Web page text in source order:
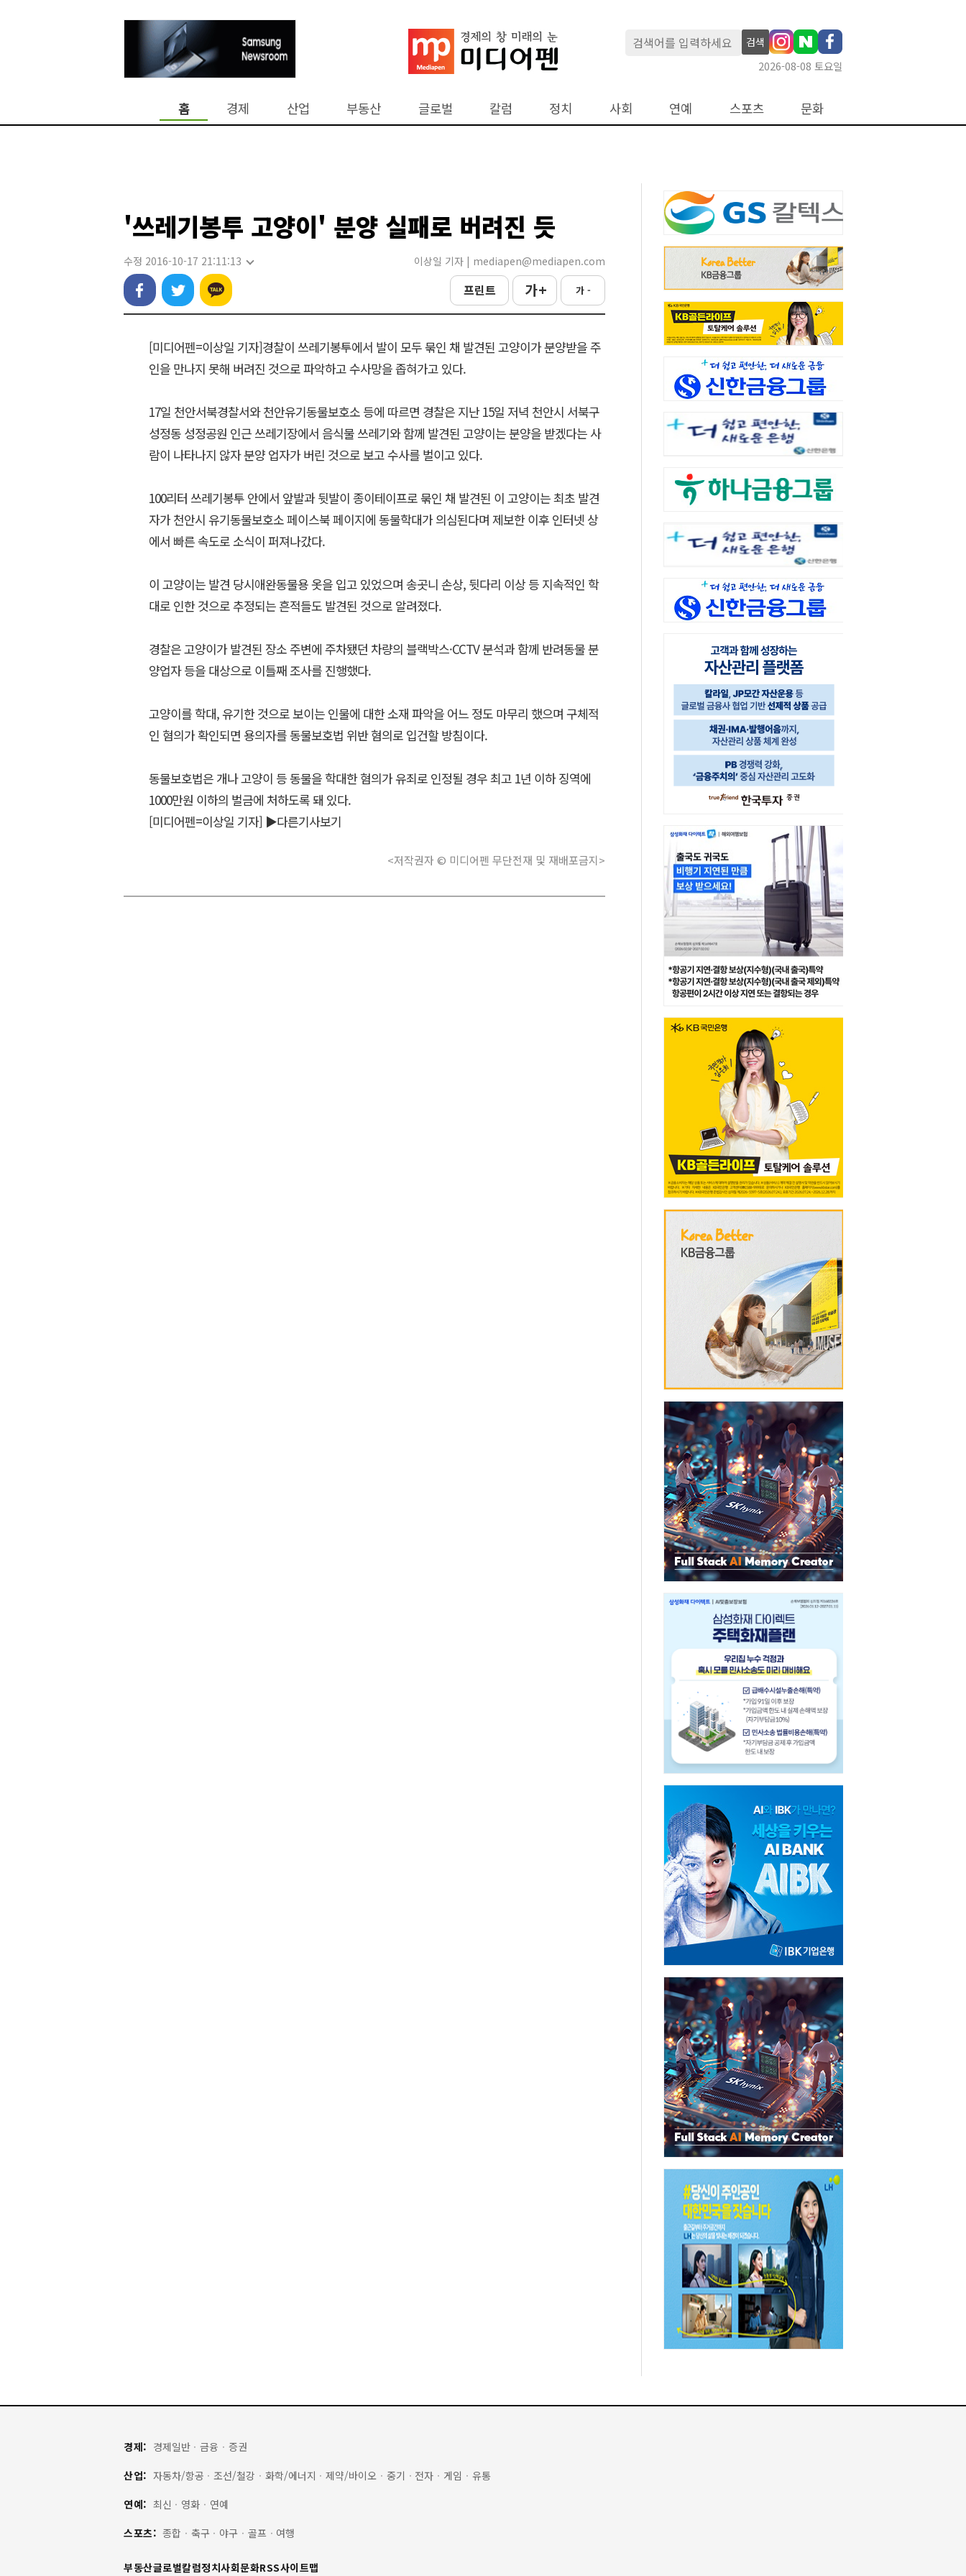
검색
2026-08-08 토요일
홈 경제 산업 부동산 글로벌 칼럼 정치 사회 연예 스포츠 문화
'쓰레기봉투 고양이' 분양 실패로 버려진 듯
수정 2016-10-17 21:11:13 이상일 기자 | mediapen@mediapen.com
프린트 가 + 가 -
[미디어펜=이상일 기자]경찰이 쓰레기봉투에서 발이 모두 묶인 채 발견된 고양이가 분양받을 주
인을 만나지 못해 버려진 것으로 파악하고 수사망을 좁혀가고 있다.
17일 천안서북경찰서와 천안유기동물보호소 등에 따르면 경찰은 지난 15일 저녁 천안시 서북구
성정동 성정공원 인근 쓰레기장에서 음식물 쓰레기와 함께 발견된 고양이는 분양을 받겠다는 사
람이 나타나지 않자 분양 업자가 버린 것으로 보고 수사를 벌이고 있다.
100리터 쓰레기봉투 안에서 앞발과 뒷발이 종이테이프로 묶인 채 발견된 이 고양이는 최초 발견
자가 천안시 유기동물보호소 페이스북 페이지에 동물학대가 의심된다며 제보한 이후 인터넷 상
에서 빠른 속도로 소식이 퍼져나갔다.
이 고양이는 발견 당시애완동물용 옷을 입고 있었으며 송곳니 손상, 뒷다리 이상 등 지속적인 학
대로 인한 것으로 추정되는 흔적들도 발견된 것으로 알려졌다.
경찰은 고양이가 발견된 장소 주변에 주차됐던 차량의 블랙박스·CCTV 분석과 함께 반려동물 분
양업자 등을 대상으로 이틀째 조사를 진행했다.
고양이를 학대, 유기한 것으로 보이는 인물에 대한 소재 파악을 어느 정도 마무리 했으며 구체적
인 혐의가 확인되면 용의자를 동물보호법 위반 혐의로 입건할 방침이다.
동물보호법은 개나 고양이 등 동물을 학대한 혐의가 유죄로 인정될 경우 최고 1년 이하 징역에
1000만원 이하의 벌금에 처하도록 돼 있다.
[미디어펜=이상일 기자] ▶다른기사보기
<저작권자 © 미디어펜 무단전재 및 재배포금지>
경제: 경제일반 · 금융 · 증권
산업: 자동차/항공 · 조선/철강 · 화학/에너지 · 제약/바이오 · 중기 · 전자 · 게임 · 유통
연예: 최신 · 영화 · 연예
스포츠: 종합 · 축구 · 야구 · 골프 · 여행
부동산글로벌칼럼정치사회문화RSS사이트맵